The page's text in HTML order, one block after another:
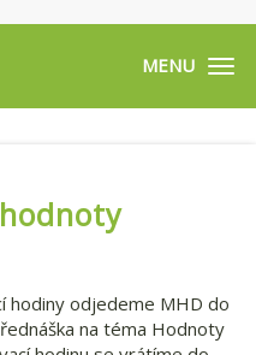
hodiny odjedeme MHD do
na téma Hodnoty